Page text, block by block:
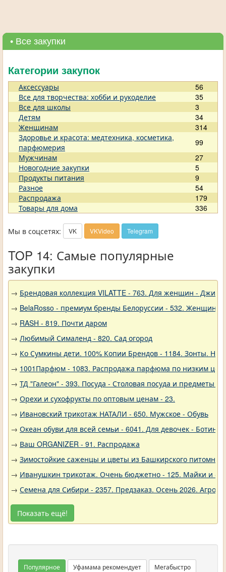
• Все закупки
Категории закупок
Аксессуары
56
Все для творчества: хобби и рукоделие
35
Все для школы
3
Детям
34
Женщинам
314
Здоровье и красота: медтехника, косметика,
парфюмерия
99
Мужчинам
27
Новогодние закупки
5
Продукты питания
9
Разное
54
Распродажа
179
Товары для дома
336
Мы в соцсетях: VK VKVideo Telegram
TOP 14: Самые популярные
закупки
→ Брендовая коллекция VILATTE - 763. Для женщин -
→ BelaRosso - премиум бренды Белоруссии - 532.
→ RASH - 819. Почти даром
→ Любимый Сималенд - 820. Сад огород
→ Ко Сумкины дети. 100% Копии Брендов - 1184. Зонты.
→ 1001Парфюм - 1083. Распродажа парфюма по низким
→ ТД "Галеон" - 393. Посуда - Столовая посуда и предметы
→ Орехи и сухофрукты по оптовым ценам - 23.
→ Ивановский трикотаж НАТАЛИ - 650. Мужское - Обувь
→ Океан обуви для всей семьи - 6041. Для девочек - Ботинки
→ Ваш ORGANIZER - 91. Распродажа
→ Зимостойкие саженцы и цветы из Башкирского
→ Иванушкин трикотаж. Очень бюджетно - 125. Майки и
→ Семена для Сибири - 2357. Предзаказ. Осень 2026.
Показать ещё!
Популярное Уфамама рекомендует Мегабыстро